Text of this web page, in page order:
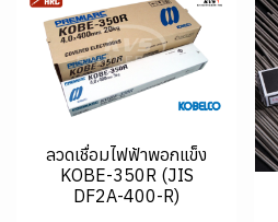
ลวดเชื่อมไฟฟ้าพอกแข็ง
KOBE-350R (JIS
DF2A-400-R)